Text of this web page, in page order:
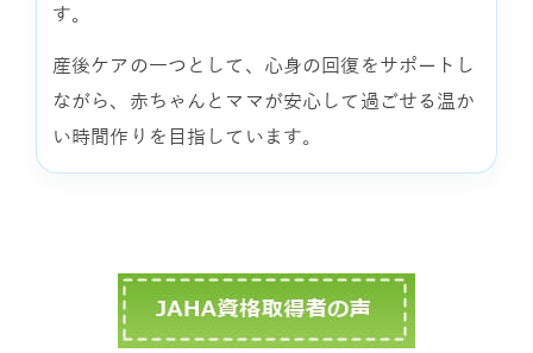
す。
産後ケアの一つとして、心身の回復をサポートし
ながら、赤ちゃんとママが安心して過ごせる温か
い時間作りを目指しています。